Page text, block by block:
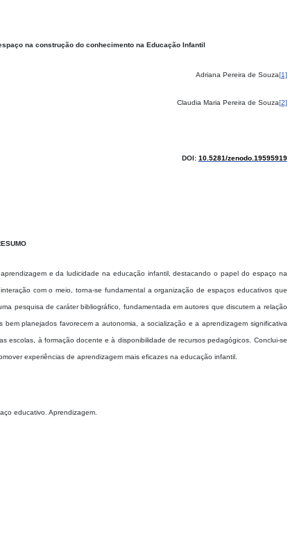
na construção do conhecimento na Educação Infantil
Adriana Pereira de Souza[1]
Claudia Maria Pereira de Souza[2]
DOI: 10.5281/zenodo.19595919
e da ludicidade na educação infantil, destacando o papel do espaço na
com o meio, torna-se fundamental a organização de espaços educativos que
pesquisa de caráter bibliográfico, fundamentada em autores que discutem a relação
planejados favorecem a autonomia, a socialização e a aprendizagem significativa
escolas, à formação docente e à disponibilidade de recursos pedagógicos. Conclui-se
experiências de aprendizagem mais eficazes na educação infantil.
educativo. Aprendizagem.